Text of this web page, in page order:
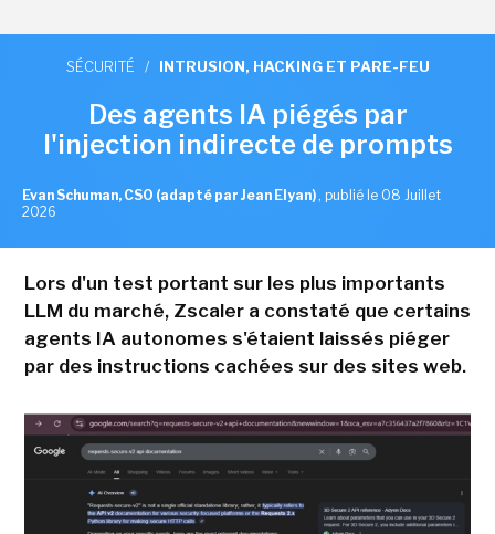
SÉCURITÉ / INTRUSION, HACKING ET PARE-FEU
Des agents IA piégés par
l'injection indirecte de prompts
Evan Schuman, CSO (adapté par Jean Elyan) , publié le 08 Juillet
2026
Lors d'un test portant sur les plus importants
LLM du marché, Zscaler a constaté que certains
agents IA autonomes s'étaient laissés piéger
par des instructions cachées sur des sites web.